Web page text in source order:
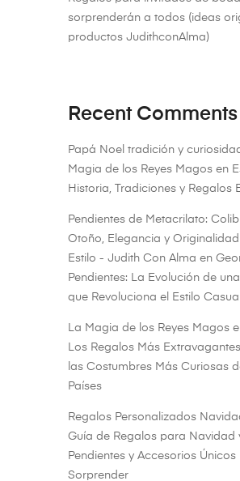
sorprenderán a todos (ideas
productos JudithconAlma)
Recent Comments
Papá Noel tradición y
Magia de los Reyes Magos en
Historia, Tradiciones y Regalos
Pendientes de Metacrilato:
Otoño, Elegancia y
Estilo - Judith Con Alma en
Pendientes: La Evolución de
que Revoluciona el Estilo Casual
La Magia de los Reyes Magos
Los Regalos Más
las Costumbres Más Curiosas
Países
Regalos Personalizados
Guía de Regalos para Navidad
Pendientes y Accesorios Únicos
Sorprender